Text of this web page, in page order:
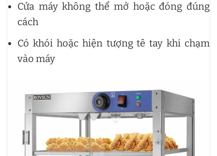
Cửa máy không thể mở hoặc đóng đúng
cách
Có khói hoặc hiện tượng tê tay khi chạm
vào máy